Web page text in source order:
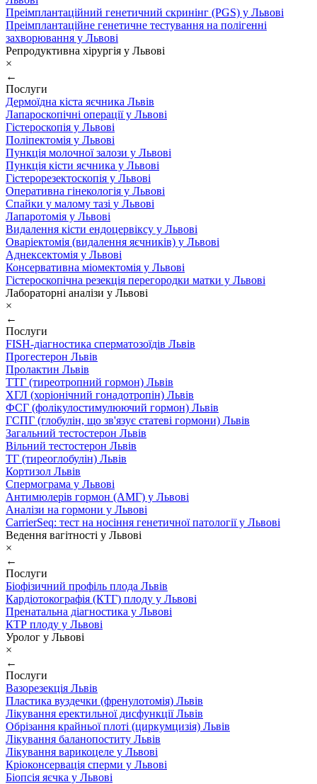
Преімплантаційний генетичний скринінг (PGS) у Львові
Преімплантаційне генетичне тестування на полігенні
захворювання у Львові
Репродуктивна хірургія у Львові
×
←
Послуги
Дермоїдна кіста яєчника Львів
Лапароскопічні операції у Львові
Гістероскопія у Львові
Поліпектомія у Львові
Пункція молочної залози у Львові
Пункція кісти яєчника у Львові
Гістерорезектоскопія у Львові
Оперативна гінекологія у Львові
Спайки у малому тазі у Львові
Лапаротомія у Львові
Видалення кісти ендоцервіксу у Львові
Оваріектомія (видалення яєчників) у Львові
Аднексектомія у Львові
Консервативна міомектомія у Львові
Гістероскопічна резекція перегородки матки у Львові
Лабораторні аналізи у Львові
×
←
Послуги
FISH-діагностика сперматозоїдів Львів
Прогестерон Львів
Пролактин Львів
ТТГ (тиреотропний гормон) Львів
ХГЛ (хоріонічний гонадотропін) Львів
ФСГ (фолікулостимулюючий гормон) Львів
ГСПГ (глобулін, що зв'язує статеві гормони) Львів
Загальний тестостерон Львів
Вільний тестостерон Львів
ТГ (тиреоглобулін) Львів
Кортизол Львів
Спермограма у Львові
Антимюлерів гормон (АМГ) у Львові
Аналізи на гормони у Львові
CarrierSeq: тест на носіння генетичної патології у Львові
Ведення вагітності у Львові
×
←
Послуги
Біофізичний профіль плода Львів
Кардіотокографія (КТГ) плоду у Львові
Пренатальна діагностика у Львові
КТР плоду у Львові
Уролог у Львові
×
←
Послуги
Вазорезекція Львів
Пластика вуздечки (френулотомія) Львів
Лікування еректильної дисфункції Львів
Обрізання крайньої плоті (циркумцизія) Львів
Лікування баланопоститу Львів
Лікування варикоцеле у Львові
Кріоконсервація сперми у Львові
Біопсія яєчка у Львові